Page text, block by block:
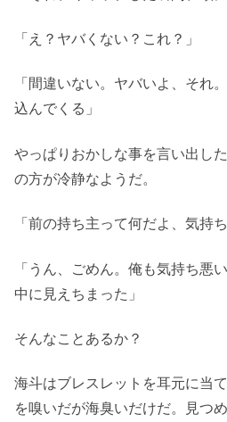
「え？ヤバくない？これ？」
「間違いない。ヤバいよ、それ
込んでくる」
やっぱりおかしな事を言い出し
の方が冷静なようだ。
「前の持ち主って何だよ、気持
「うん、ごめん。俺も気持ち悪
中に見えちまった」
そんなことあるか？
海斗はブレスレットを耳元に当
を嗅いだが海臭いだけだ。見つ